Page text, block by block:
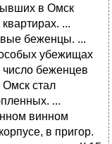
в Омск
...
беженцы. ...
убежищах
беженцев
Омск стал
...
винном
в пригор.